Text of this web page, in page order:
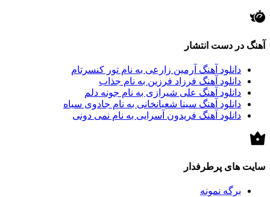
آهنگ در دست انتشار
دانلود آهنگ آرمین زارعی به نام تور‌ کنسرتام
دانلود آهنگ فرزاد فرزین به نام جذاب
دانلود آهنگ علی شیرازی به نام جونه دلم
دانلود آهنگ سینا شعبانخانی به نام جادوی سیاه
دانلود آهنگ فریدون آسرایی به نام نمی دونی
سایت های پرطرفدار
برگه نمونه